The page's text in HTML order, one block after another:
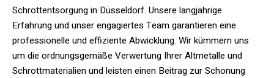
Schrottentsorgung in Düsseldorf. Unsere langjährige
Erfahrung und unser engagiertes Team garantieren eine
professionelle und effiziente Abwicklung. Wir kümmern uns
um die ordnungsgemäße Verwertung Ihrer Altmetalle und
Schrottmaterialien und leisten einen Beitrag zur Schonung